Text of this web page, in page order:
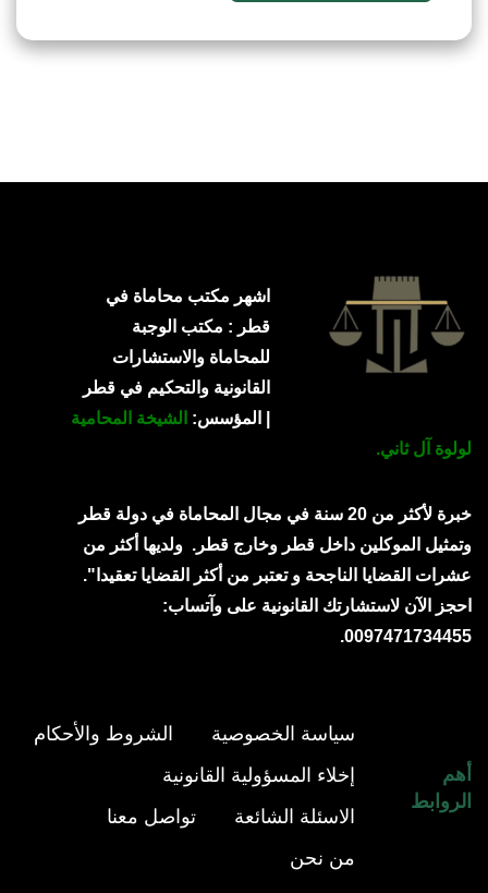
اشهر مكتب محاماة في
قطر : مكتب الوجبة
للمحاماة والاستشارات
القانونية والتحكيم في قطر
| المؤسس: الشيخة المحامية
لولوة آل ثاني.
خبرة لأكثر من 20 سنة في مجال المحاماة في دولة قطر
وتمثيل الموكلين داخل قطر وخارج قطر. ولديها أكثر من
عشرات القضايا الناجحة و تعتبر من أكثر القضايا تعقيدا".
احجز الآن لاستشارتك القانونية على وآتساب:
0097471734455.
أهم
الروابط
سياسة الخصوصية
الشروط والأحكام
إخلاء المسؤولية القانونية
الاسئلة الشائعة
تواصل معنا
من نحن